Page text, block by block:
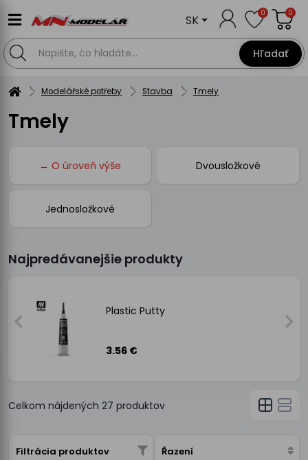
Hľadať
SK 0 0
Modelářské potřeby Stavba Tmely
Tmely
← O úroveň výše Dvousložkové
Jednosložkové
Najpredávanejšie produkty
Plastic Putty
3.56 €
Celkom nájdených 27 produktov
Filtrácia produktov Řazení